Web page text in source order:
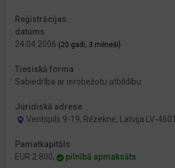
Reģistrācijas
datums
24.04.2006 (20 gadi, 3 mēneši)
Tiesiskā forma
Sabiedrība ar ierobežotu atbildību
Juridiskā adrese
Ventspils 9-19, Rēzekne, Latvija LV-4601
Pamatkapitāls
EUR 2 800,
pilnībā apmaksāts